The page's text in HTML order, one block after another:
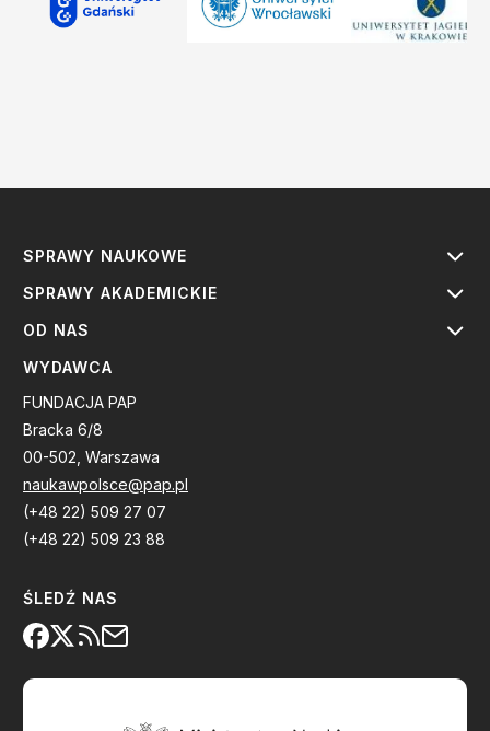
SPRAWY NAUKOWE
SPRAWY AKADEMICKIE
OD NAS
WYDAWCA
FUNDACJA PAP
Bracka 6/8
00-502, Warszawa
naukawpolsce@pap.pl
(+48 22) 509 27 07
(+48 22) 509 23 88
ŚLEDŹ NAS